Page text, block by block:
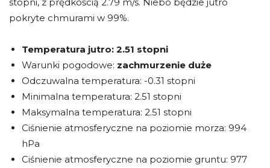
pokryte chmurami w 99%.
Temperatura jutro: 2.51 stopni
Warunki pogodowe: zachmurzenie duże
Odczuwalna temperatura: -0.31 stopni
Minimalna temperatura: 2.51 stopni
Maksymalna temperatura: 2.51 stopni
Ciśnienie atmosferyczne na poziomie morza: 994
hPa
Ciśnienie atmosferyczne na poziomie gruntu: 977